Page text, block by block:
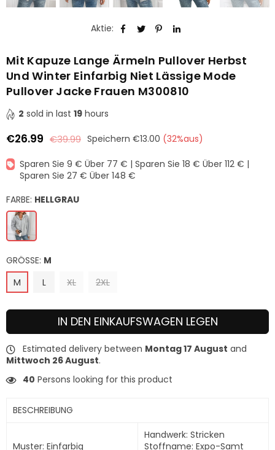
Aktie:
Mit Kapuze Lange Ärmeln Pullover Herbst
Und Winter Einfarbig Niet Lässige Mode
Pullover Jacke Frauen M300810
2 sold in last 19 hours
Normaler
Preis
€26.99 €39.99 Speichern €13.00 (32%aus)
Sparen Sie 9 € Über 77 € | Sparen Sie 18 € Über 112 € |
Sparen Sie 27 € Über 148 €
FARBE: HELLGRAU
GRÖSSE: M
M
L XL 2XL
IN DEN EINKAUFSWAGEN LEGEN
Estimated delivery between Montag 17 August and
Mittwoch 26 August.
40 Persons looking for this product
BESCHREIBUNG
Muster: Einfarbig
Handwerk: Stricken
Stoffname: Expo-Samt